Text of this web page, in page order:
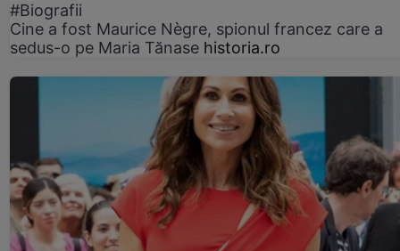
#Biografii
Cine a fost Maurice Nègre, spionul francez care a
sedus-o pe Maria Tănase historia.ro